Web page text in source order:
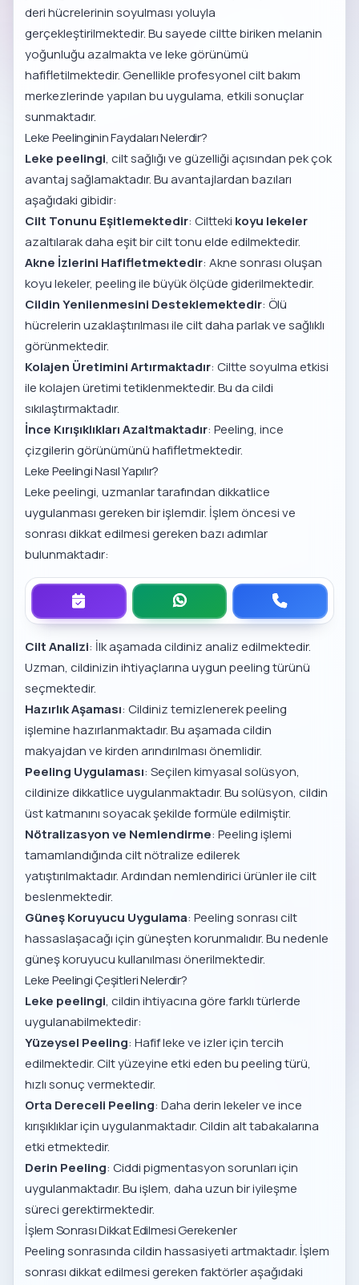
deri hücrelerinin soyulması yoluyla
gerçekleştirilmektedir. Bu sayede ciltte biriken melanin
yoğunluğu azalmakta ve leke görünümü
hafifletilmektedir. Genellikle profesyonel cilt bakım
merkezlerinde yapılan bu uygulama, etkili sonuçlar
sunmaktadır.
Leke Peelinginin Faydaları Nelerdir?
Leke peelingi, cilt sağlığı ve güzelliği açısından pek çok
avantaj sağlamaktadır. Bu avantajlardan bazıları
aşağıdaki gibidir:
Cilt Tonunu Eşitlemektedir: Ciltteki koyu lekeler
azaltılarak daha eşit bir cilt tonu elde edilmektedir.
Akne İzlerini Hafifletmektedir: Akne sonrası oluşan
koyu lekeler, peeling ile büyük ölçüde giderilmektedir.
Cildin Yenilenmesini Desteklemektedir: Ölü
hücrelerin uzaklaştırılması ile cilt daha parlak ve sağlıklı
görünmektedir.
Kolajen Üretimini Artırmaktadır: Ciltte soyulma etkisi
ile kolajen üretimi tetiklenmektedir. Bu da cildi
sıkılaştırmaktadır.
İnce Kırışıklıkları Azaltmaktadır: Peeling, ince
çizgilerin görünümünü hafifletmektedir.
Leke Peelingi Nasıl Yapılır?
Leke peelingi, uzmanlar tarafından dikkatlice
uygulanması gereken bir işlemdir. İşlem öncesi ve
sonrası dikkat edilmesi gereken bazı adımlar
bulunmaktadır:
Cilt Analizi: İlk aşamada cildiniz analiz edilmektedir.
Uzman, cildinizin ihtiyaçlarına uygun peeling türünü
seçmektedir.
Hazırlık Aşaması: Cildiniz temizlenerek peeling
işlemine hazırlanmaktadır. Bu aşamada cildin
makyajdan ve kirden arındırılması önemlidir.
Peeling Uygulaması: Seçilen kimyasal solüsyon,
cildinize dikkatlice uygulanmaktadır. Bu solüsyon, cildin
üst katmanını soyacak şekilde formüle edilmiştir.
Nötralizasyon ve Nemlendirme: Peeling işlemi
tamamlandığında cilt nötralize edilerek
yatıştırılmaktadır. Ardından nemlendirici ürünler ile cilt
beslenmektedir.
Güneş Koruyucu Uygulama: Peeling sonrası cilt
hassaslaşacağı için güneşten korunmalıdır. Bu nedenle
güneş koruyucu kullanılması önerilmektedir.
Leke Peelingi Çeşitleri Nelerdir?
Leke peelingi, cildin ihtiyacına göre farklı türlerde
uygulanabilmektedir:
Yüzeysel Peeling: Hafif leke ve izler için tercih
edilmektedir. Cilt yüzeyine etki eden bu peeling türü,
hızlı sonuç vermektedir.
Orta Dereceli Peeling: Daha derin lekeler ve ince
kırışıklıklar için uygulanmaktadır. Cildin alt tabakalarına
etki etmektedir.
Derin Peeling: Ciddi pigmentasyon sorunları için
uygulanmaktadır. Bu işlem, daha uzun bir iyileşme
süreci gerektirmektedir.
İşlem Sonrası Dikkat Edilmesi Gerekenler
Peeling sonrasında cildin hassasiyeti artmaktadır. İşlem
sonrası dikkat edilmesi gereken faktörler aşağıdaki